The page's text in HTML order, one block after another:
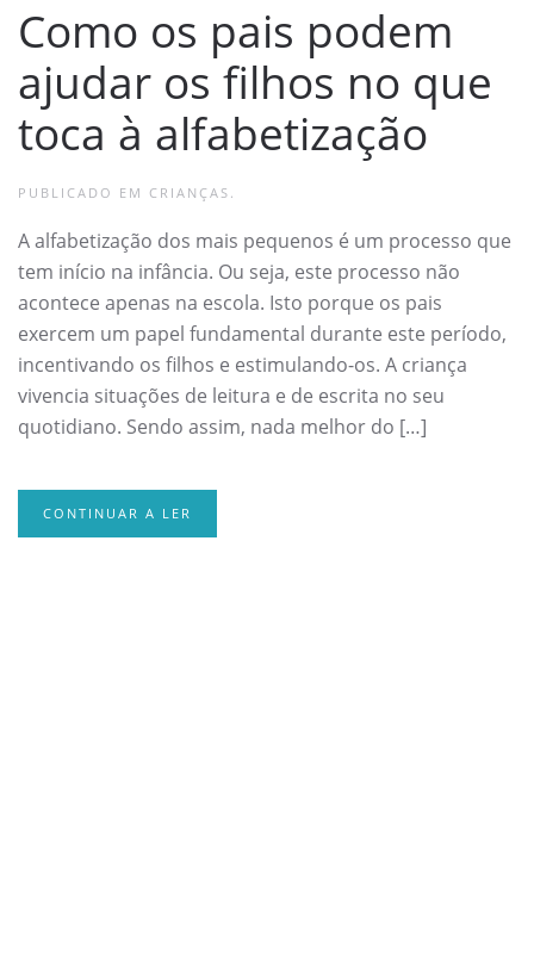
Como os pais podem
ajudar os filhos no que
toca à alfabetização
PUBLICADO EM CRIANÇAS .
A alfabetização dos mais pequenos é um processo que
tem início na infância. Ou seja, este processo não
acontece apenas na escola. Isto porque os pais
exercem um papel fundamental durante este período,
incentivando os filhos e estimulando-os. A criança
vivencia situações de leitura e de escrita no seu
quotidiano. Sendo assim, nada melhor do […]
CONTINUAR A LER